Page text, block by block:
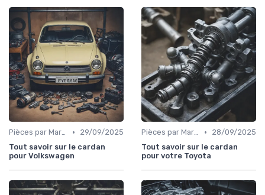
Pièces par Marque de Voiture •
29/09/2025
Tout savoir sur le cardan
pour Volkswagen
Pièces par Marque de Voiture •
28/09/2025
Tout savoir sur le cardan
pour votre Toyota